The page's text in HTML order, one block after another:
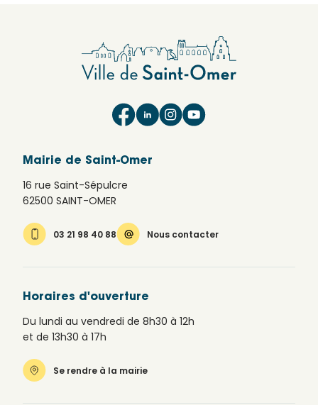
Mairie de Saint-Omer
16 rue Saint-Sépulcre
62500 SAINT-OMER
03 21 98 40 88 Nous contacter
Horaires d'ouverture
Du lundi au vendredi de 8h30 à 12h
et de 13h30 à 17h
Se rendre à la mairie